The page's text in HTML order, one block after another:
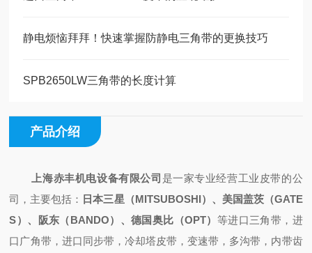
静电烦恼拜拜！快速掌握防静电三角带的更换技巧
SPB2650LW三角带的长度计算
产品介绍
上海赤丰机电设备有限公司 是一家专业经营工业皮带的公
司，主要包括： 日本三星（MITSUBOSHI）、美国盖茨（GATE
S）、阪东（BANDO）、德国奥比（OPT） 等进口三角带，进
口广角带，进口同步带，冷却塔皮带，变速带，多沟带，内带齿